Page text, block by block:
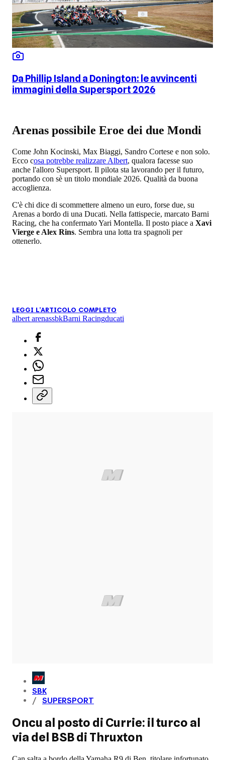
Da Phillip Island a Donington: le avvincenti
immagini della Supersport 2026
Arenas possibile Eroe dei due Mondi
Come John Kocinski, Max Biaggi, Sandro Cortese e non solo.
Ecco cosa potrebbe realizzare Albert, qualora facesse suo
anche l'alloro Supersport. Il pilota sta lavorando per il futuro,
portando con sè un titolo mondiale 2026. Qualità da buona
accoglienza.
C'è chi dice di scommettere almeno un euro, forse due, su
Arenas a bordo di una Ducati. Nella fattispecie, marcato Barni
Racing, che ha confermato Yari Montella. Il posto piace a Xavi
Vierge e Alex Rins. Sembra una lotta tra spagnoli per
ottenerlo.
LEGGI L'ARTICOLO COMPLETO
albert arenassbkBarni Racingducati
SBK
SUPERSPORT
Oncu al posto di Currie: il turco al
via del BSB di Thruxton